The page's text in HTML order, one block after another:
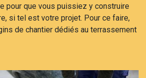
pour que vous puissiez y construire
si tel est votre projet. Pour ce faire,
de chantier dédiés au terrassement